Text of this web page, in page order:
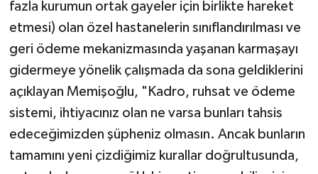
fazla kurumun ortak gayeler için birlikte hareket
etmesi) olan özel hastanelerin sınıflandırılması ve
geri ödeme mekanizmasında yaşanan karmaşayı
gidermeye yönelik çalışmada da sona geldiklerini
açıklayan Memişoğlu, "Kadro, ruhsat ve ödeme
sistemi, ihtiyacınız olan ne varsa bunları tahsis
edeceğimizden şüpheniz olmasın. Ancak bunların
tamamını yeni çizdiğimiz kurallar doğrultusunda,